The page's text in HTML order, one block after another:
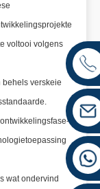
voltooi volgens
behels verskeie
wat ondervind